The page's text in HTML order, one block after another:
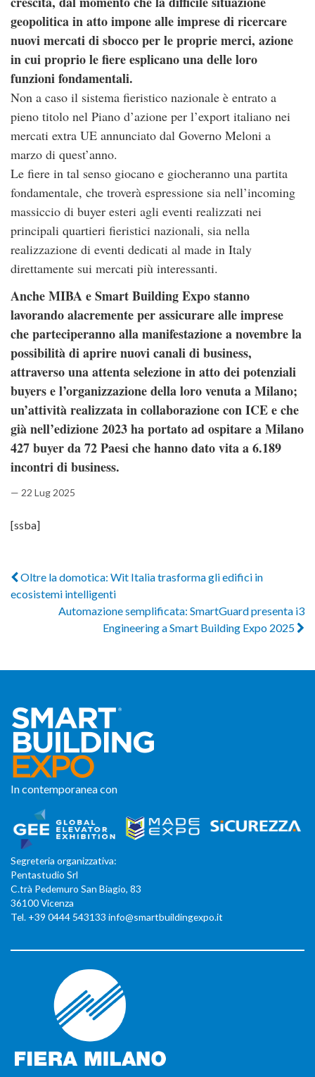
geopolitica in atto impone alle imprese di ricercare
nuovi mercati di sbocco per le proprie merci, azione
in cui proprio le fiere esplicano una delle loro
funzioni fondamentali.
Non a caso il sistema fieristico nazionale è entrato a
pieno titolo nel Piano d’azione per l’export italiano nei
mercati extra UE annunciato dal Governo Meloni a
marzo di quest’anno.
Le fiere in tal senso giocano e giocheranno una partita
fondamentale, che troverà espressione sia nell’incoming
massiccio di buyer esteri agli eventi realizzati nei
principali quartieri fieristici nazionali, sia nella
realizzazione di eventi dedicati al made in Italy
direttamente sui mercati più interessanti.
Anche MIBA e Smart Building Expo stanno
lavorando alacremente per assicurare alle imprese
che parteciperanno alla manifestazione a novembre la
possibilità di aprire nuovi canali di business,
attraverso una attenta selezione in atto dei potenziali
buyers e l’organizzazione della loro venuta a Milano;
un’attività realizzata in collaborazione con ICE e che
già nell’edizione 2023 ha portato ad ospitare a Milano
427 buyer da 72 Paesi che hanno dato vita a 6.189
incontri di business.
— 22 Lug 2025
[ssba]
Oltre la domotica: Wit Italia trasforma gli edifici in
ecosistemi intelligenti
Automazione semplificata: SmartGuard presenta i3
Engineering a Smart Building Expo 2025
In contemporanea con
Segreteria organizzativa:
Pentastudio Srl
C.trà Pedemuro San Biagio, 83
36100 Vicenza
Tel. +39 0444 543133 info@smartbuildingexpo.it